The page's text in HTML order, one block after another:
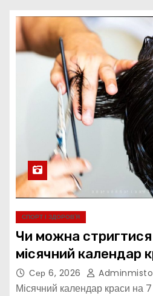
СПОРТ І ЗДОРОВ’Я
Чи можна
місячний календар
Сер 6, 2026 Adminmisto
Місячний календар краси на